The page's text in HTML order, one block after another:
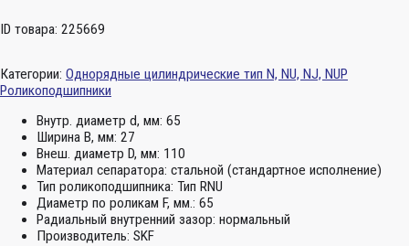
ID товара: 225669
Категории: Однорядные цилиндрические тип N, NU, NJ, NUP
Роликоподшипники
Внутр. диаметр d, мм: 65
Ширина B, мм: 27
Внеш. диаметр D, мм: 110
Материал сепаратора: стальной (стандартное исполнение)
Тип роликоподшипника: Тип RNU
Диаметр по роликам F, мм.: 65
Радиальный внутренний зазор: нормальный
Производитель: SKF